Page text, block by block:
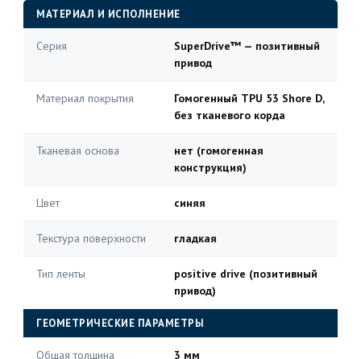
МАТЕРИАЛ И ИСПОЛНЕНИЕ
Серия
SuperDrive™ — позитивный
привод
Материал покрытия
Гомогенный TPU 53 Shore D,
без тканевого корда
Тканевая основа
нет (гомогенная
конструкция)
Цвет синяя
Текстура поверхности гладкая
Тип ленты
positive drive (позитивный
привод)
ГЕОМЕТРИЧЕСКИЕ ПАРАМЕТРЫ
Общая толщина 3 мм